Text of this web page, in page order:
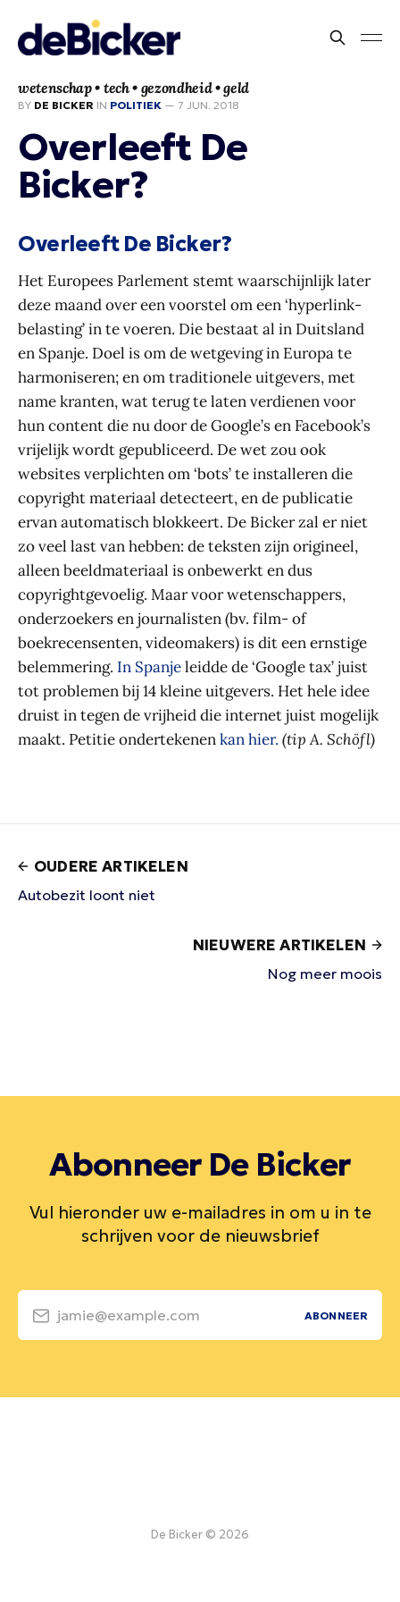
wetenschap • tech • gezondheid • geld
BY DE BICKER IN POLITIEK — 7 JUN. 2018
Overleeft De
Bicker?
Overleeft De Bicker?
Het Europees Parlement stemt waarschijnlijk later
deze maand over een voorstel om een ‘hyperlink-
belasting’ in te voeren. Die bestaat al in Duitsland
en Spanje. Doel is om de wetgeving in Europa te
harmoniseren; en om traditionele uitgevers, met
name kranten, wat terug te laten verdienen voor
hun content die nu door de Google’s en Facebook’s
vrijelijk wordt gepubliceerd. De wet zou ook
websites verplichten om ‘bots’ te installeren die
copyright materiaal detecteert, en de publicatie
ervan automatisch blokkeert. De Bicker zal er niet
zo veel last van hebben: de teksten zijn origineel,
alleen beeldmateriaal is onbewerkt en dus
copyrightgevoelig. Maar voor wetenschappers,
onderzoekers en journalisten (bv. film- of
boekrecensenten, videomakers) is dit een ernstige
belemmering. In Spanjeleidde de ‘Google tax’ juist
tot problemen bij 14 kleine uitgevers. Het hele idee
druist in tegen de vrijheid die internet juist mogelijk
maakt. Petitie ondertekenenkan hier. (tip A. Schöfl)
OUDERE ARTIKELEN
Autobezit loont niet
NIEUWERE ARTIKELEN
Nog meer moois
Abonneer De Bicker
Vul hieronder uw e-mailadres in om u in te
schrijven voor de nieuwsbrief
jamie@example.com ABONNEER
De Bicker © 2026